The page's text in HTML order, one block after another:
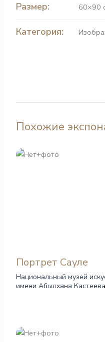
Размер: 60×90
Категория:
Похожие
Портрет Сауле
Национальный музей
имени Абылхана Кастеева